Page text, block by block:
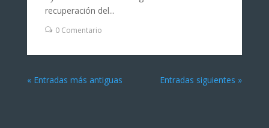
recuperación del...
0 Comentario
« Entradas más antiguas Entradas siguientes »